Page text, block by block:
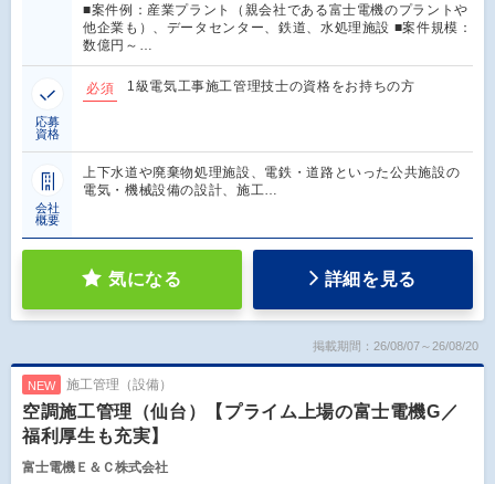
■案件例：産業プラント（親会社である富士電機のプラントや
他企業も）、データセンター、鉄道、水処理施設 ■案件規模：
数億円～…
応募
資格
必須 1級電気工事施工管理技士の資格をお持ちの方
会社
概要
上下水道や廃棄物処理施設、電鉄・道路といった公共施設の
電気・機械設備の設計、施工…
気になる 詳細を見る
掲載期間：26/08/07～26/08/20
NEW 施工管理（設備）
空調施工管理（仙台）【プライム上場の富士電機G／
福利厚生も充実】
富士電機Ｅ＆Ｃ株式会社